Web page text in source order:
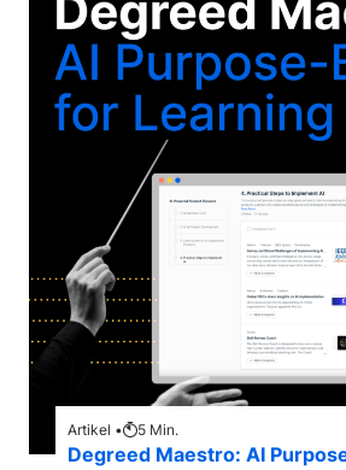
Artikel • 5 Min.
Degreed Maestro: AI